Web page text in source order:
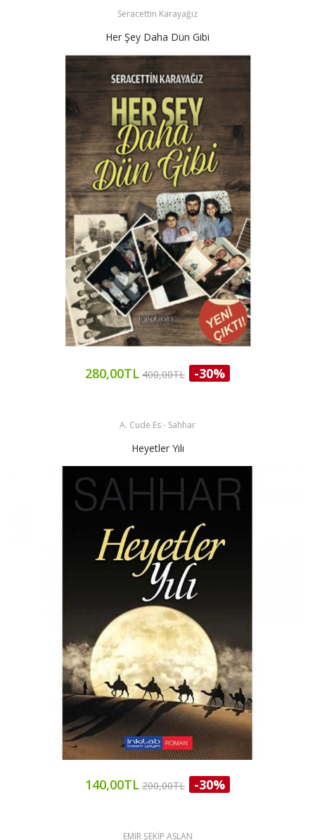
Seracettin Karayağız
Her Şey Daha Dün Gibi
280,00TL 400,00TL -30%
A. Cude Es - Sahhar
Heyetler Yılı
140,00TL 200,00TL -30%
EMİR ŞEKİP ASLAN